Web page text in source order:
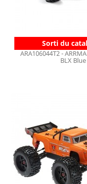
Sorti du
ARA106044T2 -
BLX Blue